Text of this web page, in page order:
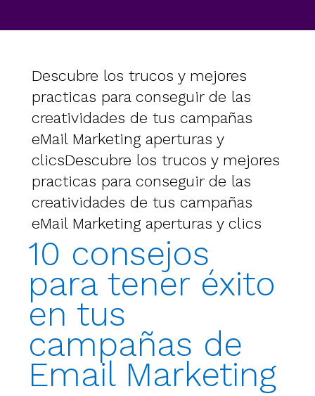
Descubre los trucos y mejores
practicas para conseguir de las
creatividades de tus campañas
eMail Marketing aperturas y
clicsDescubre los trucos y mejores
practicas para conseguir de las
creatividades de tus campañas
eMail Marketing aperturas y clics
10 consejos
para tener éxito
en tus
campañas de
Email Marketing